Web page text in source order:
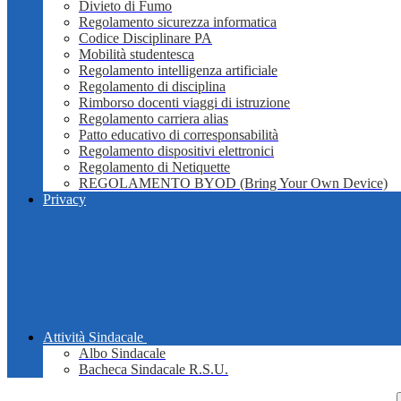
Divieto di Fumo
Regolamento sicurezza informatica
Codice Disciplinare PA
Mobilità studentesca
Regolamento intelligenza artificiale
Regolamento di disciplina
Rimborso docenti viaggi di istruzione
Regolamento carriera alias
Patto educativo di corresponsabilità
Regolamento dispositivi elettronici
Regolamento di Netiquette
REGOLAMENTO BYOD (Bring Your Own Device)
Privacy
Attività Sindacale
Albo Sindacale
Bacheca Sindacale R.S.U.